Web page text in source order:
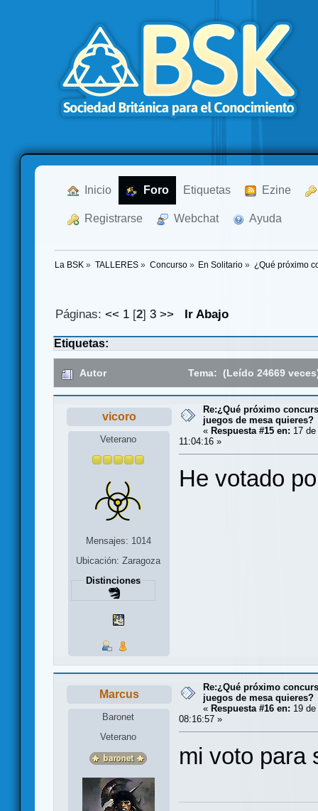
Inicio Foro Etiquetas Ezine
Registrarse Webchat Ayuda
La BSK » TALLERES» Concurso» En Solitario » ¿Qué próximo
Páginas:<< 1 [2]3 >> Ir Abajo
Etiquetas:
Autor Tema: (Leído 24669
vicoro
Veterano
Mensajes: 1014
Ubicación: Zaragoza
Distinciones
Re:¿Qué próximo
juegos de mesa quieres?
« Respuesta #15 en: 17
11:04:16 »
He votado
Marcus
Baronet
Veterano
Re:¿Qué próximo
juegos de mesa quieres?
« Respuesta #16 en: 19
08:16:57 »
mi voto para